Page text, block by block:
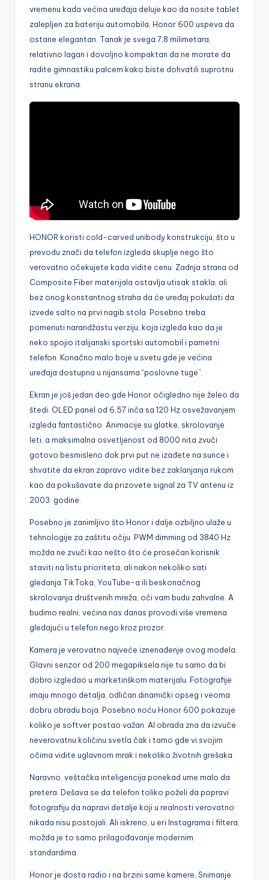
vremenu kada većina uređaja deluje kao da nosite tablet
zalepljen za bateriju automobila, Honor 600 uspeva da
ostane elegantan. Tanak je svega 7,8 milimetara,
relativno lagan i dovoljno kompaktan da ne morate da
radite gimnastiku palcem kako biste dohvatili suprotnu
stranu ekrana.
HONOR koristi cold-carved unibody konstrukciju, što u
prevodu znači da telefon izgleda skuplje nego što
verovatno očekujete kada vidite cenu. Zadnja strana od
Composite Fiber materijala ostavlja utisak stakla, ali
bez onog konstantnog straha da će uređaj pokušati da
izvede salto na prvi nagib stola. Posebno treba
pomenuti narandžastu verziju, koja izgleda kao da je
neko spojio italijanski sportski automobil i pametni
telefon. Konačno malo boje u svetu gde je većina
uređaja dostupna u nijansama “poslovne tuge”.
Ekran je još jedan deo gde Honor očigledno nije želeo da
štedi. OLED panel od 6,57 inča sa 120 Hz osvežavanjem
izgleda fantastično. Animacije su glatke, skrolovanje
leti, a maksimalna osvetljenost od 8000 nita zvuči
gotovo besmisleno dok prvi put ne izađete na sunce i
shvatite da ekran zapravo vidite bez zaklanjanja rukom
kao da pokušavate da prizovete signal za TV antenu iz
2003. godine.
Posebno je zanimljivo što Honor i dalje ozbiljno ulaže u
tehnologije za zaštitu očiju. PWM dimming od 3840 Hz
možda ne zvuči kao nešto što će prosečan korisnik
staviti na listu prioriteta, ali nakon nekoliko sati
gledanja TikToka, YouTube-a ili beskonačnog
skrolovanja društvenih mreža, oči vam budu zahvalne. A
budimo realni, većina nas danas provodi više vremena
gledajući u telefon nego kroz prozor.
Kamera je verovatno najveće iznenađenje ovog modela.
Glavni senzor od 200 megapiksela nije tu samo da bi
dobro izgledao u marketinškom materijalu. Fotografije
imaju mnogo detalja, odličan dinamički opseg i veoma
dobru obradu boja. Posebno noću Honor 600 pokazuje
koliko je softver postao važan. AI obrada zna da izvuče
neverovatnu količinu svetla čak i tamo gde vi svojim
očima vidite uglavnom mrak i nekoliko životnih grešaka.
Naravno, veštačka inteligencija ponekad ume malo da
pretera. Dešava se da telefon toliko poželi da popravi
fotografiju da napravi detalje koji u realnosti verovatno
nikada nisu postojali. Ali iskreno, u eri Instagrama i filtera,
možda je to samo prilagođavanje modernim
standardima.
Honor je dosta radio i na brzini same kamere. Snimanje